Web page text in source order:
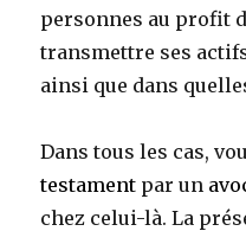
personnes au profit
transmettre ses
ainsi que dans
Dans tous les cas,
testament par un
chez celui-là. La